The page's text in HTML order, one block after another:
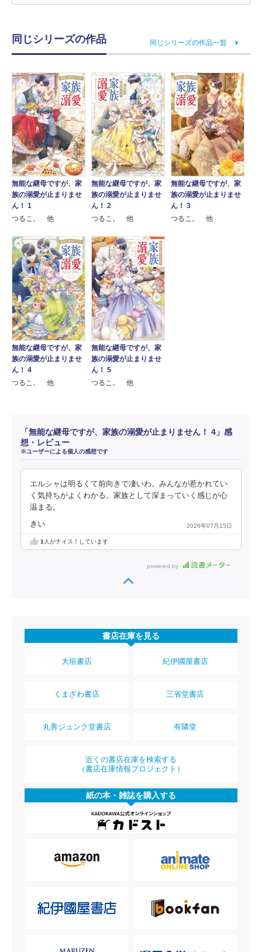
同じシリーズの作品 同じシリーズの作品一覧
無能な継母ですが、家
族の溺愛が止まりませ
ん！ 1
つるこ。 他
無能な継母ですが、家
族の溺愛が止まりませ
ん！ 2
つるこ。 他
無能な継母ですが、家
族の溺愛が止まりませ
ん！ 3
つるこ。 他
無能な継母ですが、家
族の溺愛が止まりませ
ん！ 4
つるこ。 他
無能な継母ですが、家
族の溺愛が止まりませ
ん！ 5
つるこ。 他
「無能な継母ですが、家族の溺愛が止まりません！ 4」感
想・レビュー
※ユーザーによる個人の感想です
エルシャは明るくて前向きで凄いわ。みんなが惹かれてい
く気持ちがよくわかる。家族として深まっていく感じが心
温まる。
きい 2026年07月15日
1人がナイス！しています
powered by
書店在庫を見る
大垣書店 紀伊國屋書店
くまざわ書店 三省堂書店
丸善ジュンク堂書店 有隣堂
近くの書店在庫を検索する
（書店在庫情報プロジェクト）
紙の本・雑誌を購入する